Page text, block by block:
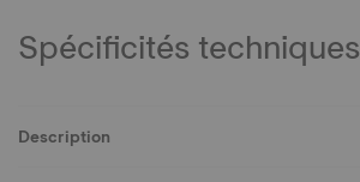
Spécificités techniques
Description